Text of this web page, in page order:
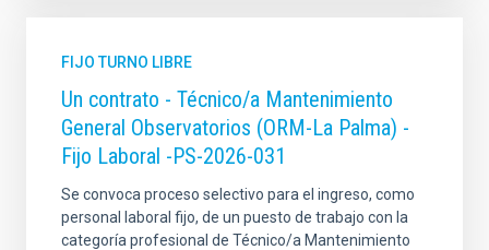
FIJO TURNO LIBRE
Un contrato - Técnico/a Mantenimiento
General Observatorios (ORM-La Palma) -
Fijo Laboral -PS-2026-031
Se convoca proceso selectivo para el ingreso, como
personal laboral fijo, de un puesto de trabajo con la
categoría profesional de Técnico/a Mantenimiento